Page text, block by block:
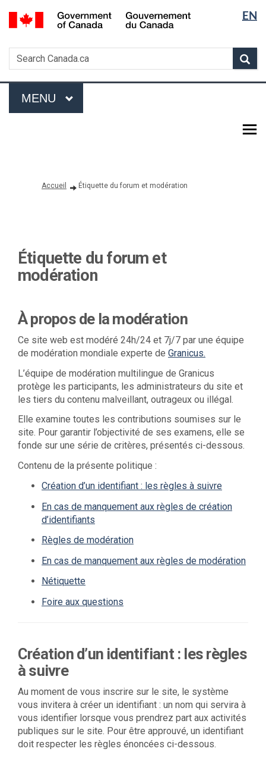
Skip
to
Skip
to
Passer
à
HTML
simplifiée
EN
Search
Search
Canada.ca
Menu
MAIN
MENU
Vous êtes ici:
Accueil Étiquette du forum et modération
Étiquette du forum et
modération
À propos de la modération
Ce site web est modéré 24h/24 et 7j/7 par une équipe
de modération mondiale experte de Granicus.
L’équipe de modération multilingue de Granicus
protège les participants, les administrateurs du site et
les tiers du contenu malveillant, outrageux ou illégal.
Elle examine toutes les contributions soumises sur le
site. Pour garantir l’objectivité de ses examens, elle se
fonde sur une série de critères, présentés ci-dessous.
Contenu de la présente politique :
Création d’un identifiant : les règles à suivre
En cas de manquement aux règles de création
d’identifiants
Règles de modération
En cas de manquement aux règles de modération
Nétiquette
Foire aux questions
Création d’un identifiant : les règles
à suivre
Au moment de vous inscrire sur le site, le système
vous invitera à créer un identifiant : un nom qui servira à
vous identifier lorsque vous prendrez part aux activités
publiques sur le site. Pour être approuvé, un identifiant
doit respecter les règles énoncées ci-dessous.